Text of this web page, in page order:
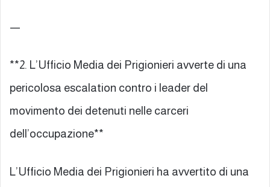
—
**2. L’Ufficio Media dei Prigionieri avverte di una
pericolosa escalation contro i leader del
movimento dei detenuti nelle carceri
dell’occupazione**
L’Ufficio Media dei Prigionieri ha avvertito di una